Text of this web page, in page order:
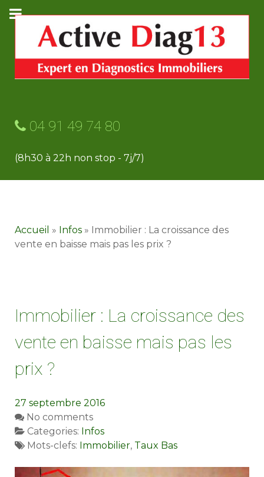
04 91 49 74 80
(8h30 à 22h non stop - 7j/7)
Accueil » Infos » Immobilier : La croissance des
vente en baisse mais pas les prix ?
Immobilier : La croissance des
vente en baisse mais pas les
prix ?
27 septembre 2016
No comments
Categories: Infos
Mots-clefs: Immobilier, Taux Bas